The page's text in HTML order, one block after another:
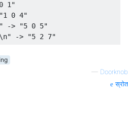
1"
0 4"
-> "5 0 5"
— Doorknob
स्रोत